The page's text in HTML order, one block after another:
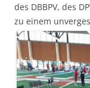
des DBBPV, des
zu einem